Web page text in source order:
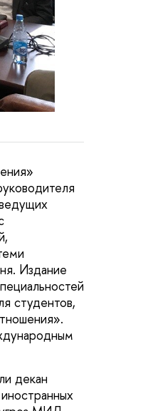
Издание
студентов,
декан